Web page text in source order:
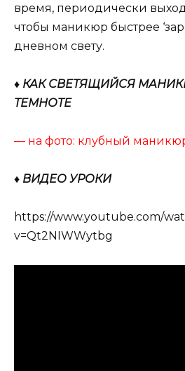
время, периодически
чтобы маникюр быстрее
дневном свету.
♦ КАК СВЕТЯЩИЙСЯ
ТЕМНОТЕ
— на фото: клубный
♦ ВИДЕО УРОКИ
https://www.youtube.com/
v=Qt2NIWWytbg